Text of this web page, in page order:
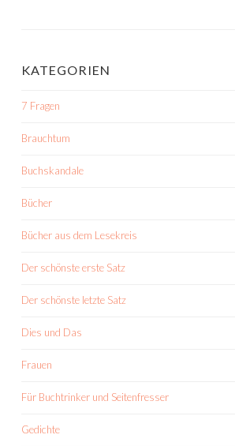
KATEGORIEN
7 Fragen
Brauchtum
Buchskandale
Bücher
Bücher aus dem Lesekreis
Der schönste erste Satz
Der schönste letzte Satz
Dies und Das
Frauen
Für Buchtrinker und Seitenfresser
Gedichte